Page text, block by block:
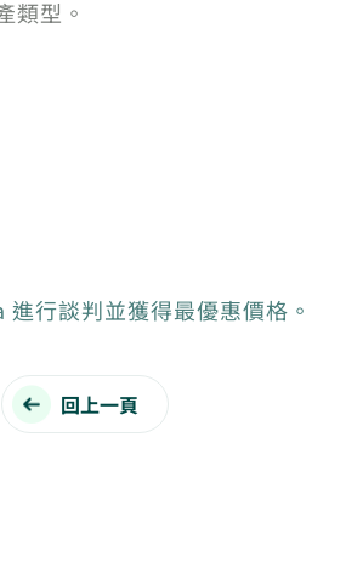
類型。
行談判並獲得最優惠價格。
回上一頁